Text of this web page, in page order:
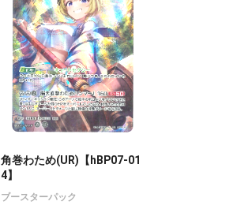
角巻わため(UR)【hBP07-01
4】
ブースターパック